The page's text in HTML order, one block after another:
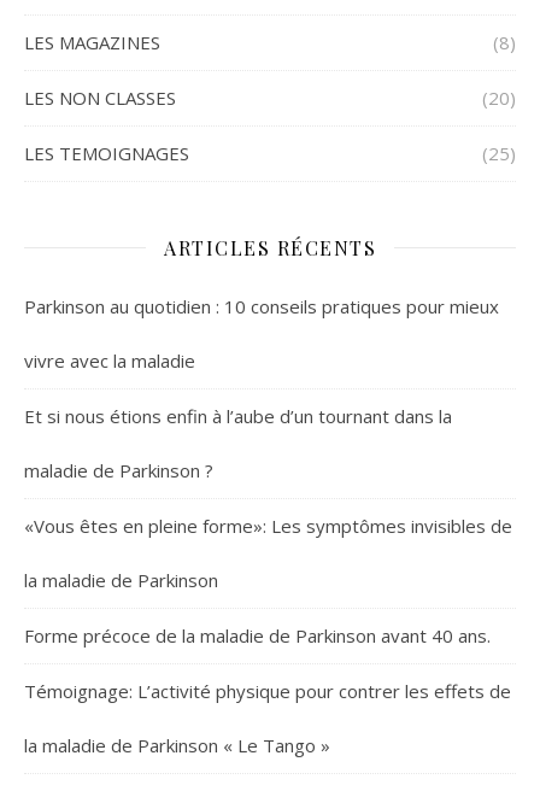
LES MAGAZINES (8)
LES NON CLASSES (20)
LES TEMOIGNAGES (25)
ARTICLES RÉCENTS
Parkinson au quotidien : 10 conseils pratiques pour mieux
vivre avec la maladie
Et si nous étions enfin à l’aube d’un tournant dans la
maladie de Parkinson ?
«Vous êtes en pleine forme»: Les symptômes invisibles de
la maladie de Parkinson
Forme précoce de la maladie de Parkinson avant 40 ans.
Témoignage: L’activité physique pour contrer les effets de
la maladie de Parkinson « Le Tango »